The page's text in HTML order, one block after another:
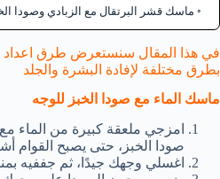
ماسك قشر البرتقال مع الزبادي وصودا
في هذا المقال سنستعرض طرق اعداد
بطرق مختلفة لإفادة البشرة والجلد
ماسك الماء مع صودا الخبز للوجه
امزجي ملعقة كبيرة من الماء
صودا الخبز، حتى يصبح القوام
اغسلي وجهك جيدًا، ثم جففيه